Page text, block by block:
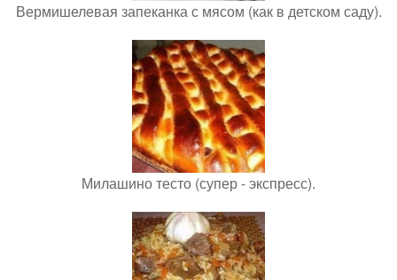
Вермишелевая запеканка с мясом (как в детском саду).
Милашино тесто (супер - экспресс).